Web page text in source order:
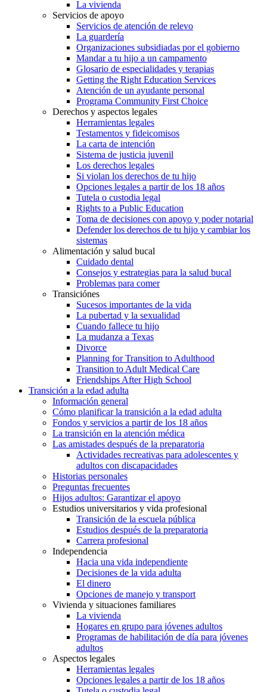
La vivienda
Servicios de apoyo
Servicios de atención de relevo
La guardería
Organizaciones subsidiadas por el gobierno
Mandar a tu hijo a un campamento
Glosario de especialidades y terapias
Getting the Right Education Services
Atención de un ayudante personal
Programa Community First Choice
Derechos y aspectos legales
Herramientas legales
Testamentos y fideicomisos
La carta de intención
Sistema de justicia juvenil
Los derechos legales
Si violan los derechos de tu hijo
Opciones legales a partir de los 18 años
Tutela o custodia legal
Rights to a Public Education
Toma de decisiones con apoyo y poder notarial
Defender los derechos de tu hijo y cambiar los
sistemas
Alimentación y salud bucal
Cuidado dental
Consejos y estrategias para la salud bucal
Problemas para comer
Transiciónes
Sucesos importantes de la vida
La pubertad y la sexualidad
Cuando fallece tu hijo
La mudanza a Texas
Divorce
Planning for Transition to Adulthood
Transition to Adult Medical Care
Friendships After High School
Transición a la edad adulta
Información general
Cómo planificar la transición a la edad adulta
Fondos y servicios a partir de los 18 años
La transición en la atención médica
Las amistades después de la preparatoria
Actividades recreativas para adolescentes y
adultos con discapacidades
Historias personales
Preguntas frecuentes
Hijos adultos: Garantizar el apoyo
Estudios universitarios y vida profesional
Transición de la escuela pública
Estudios después de la preparatoria
Carrera profesional
Independencia
Hacia una vida independiente
Decisiones de la vida adulta
El dinero
Opciones de manejo y transport
Vivienda y situaciones familiares
La vivienda
Hogares en grupo para jóvenes adultos
Programas de habilitación de día para jóvenes
adultos
Aspectos legales
Herramientas legales
Opciones legales a partir de los 18 años